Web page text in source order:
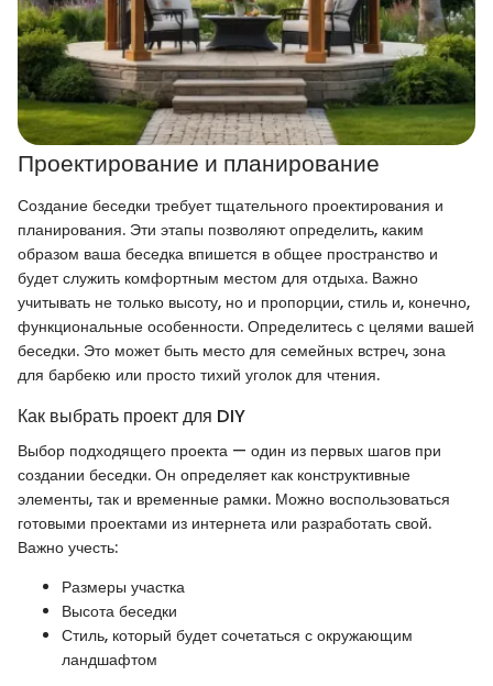
Проектирование и планирование
Создание беседки требует тщательного проектирования и
планирования. Эти этапы позволяют определить, каким
образом ваша беседка впишется в общее пространство и
будет служить комфортным местом для отдыха. Важно
учитывать не только высоту, но и пропорции, стиль и, конечно,
функциональные особенности. Определитесь с целями вашей
беседки. Это может быть место для семейных встреч, зона
для барбекю или просто тихий уголок для чтения.
Как выбрать проект для DIY
Выбор подходящего проекта — один из первых шагов при
создании беседки. Он определяет как конструктивные
элементы, так и временные рамки. Можно воспользоваться
готовыми проектами из интернета или разработать свой.
Важно учесть:
Размеры участка
Высота беседки
Стиль, который будет сочетаться с окружающим
ландшафтом